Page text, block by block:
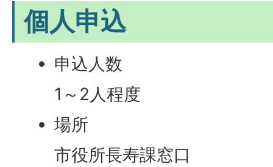
個人申込
申込人数
1～2人程度
場所
市役所長寿課窓口